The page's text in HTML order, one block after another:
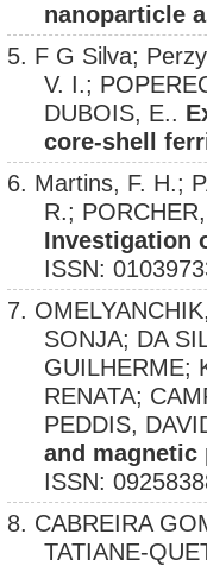
nanoparticle
5. F G Silva;
V. I.;
DUBOIS, E..
core-shell
6. Martins, F. H.;
R.;
Investigation
ISSN:
7.
SONJA; DA
GUILHERME;
RENATA;
PEDDIS,
and
ISSN:
8. CABREIRA
TATIANE-